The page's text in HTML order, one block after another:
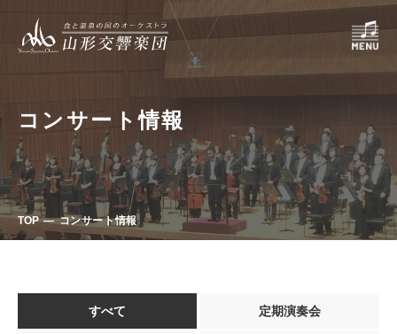
コンサート情報
TOP コンサート情報
すべて 定期演奏会